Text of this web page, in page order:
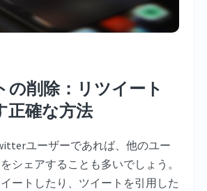
の削除：リツイート
正確な方法
ユーザーであれば、他のユー
シェアすることも多いでしょう。
ートしたり、ツイートを引用した